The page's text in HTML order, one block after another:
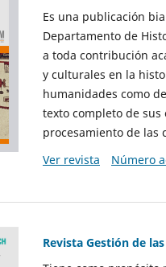
Es una publicación
Departamento de
a toda contribución
y culturales en la
humanidades como
texto completo de
procesamiento de las
Ver revista
Número
Revista Gestión de